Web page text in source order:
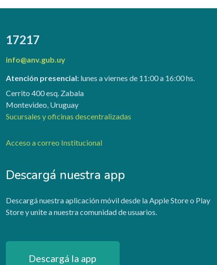
17217
info@anv.gub.uy
Atención presencial: lunes a viernes de 11:00 a 16:00 hs.
Cerrito 400 esq. Zabala
Montevideo, Uruguay
Sucursales y oficinas descentralizadas
Acceso a correo Institucional
Descargá nuestra app
Descargá nuestra aplicación móvil desde la Apple Store o Play
Store y unite a nuestra comunidad de usuarios.
Descargá la app